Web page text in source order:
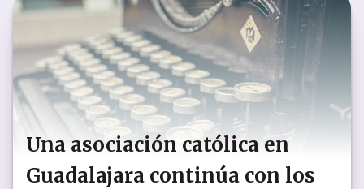
Una asociación católica en
Guadalajara continúa con los